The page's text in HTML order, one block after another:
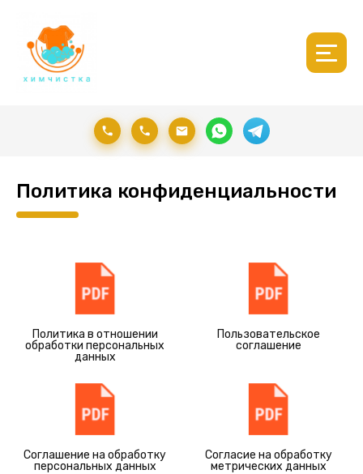
Политика конфиденциальности
Политика в отношении
обработки персональных
данных
Пользовательское
соглашение
Соглашение на обработку
персональных данных
Согласие на обработку
метрических данных